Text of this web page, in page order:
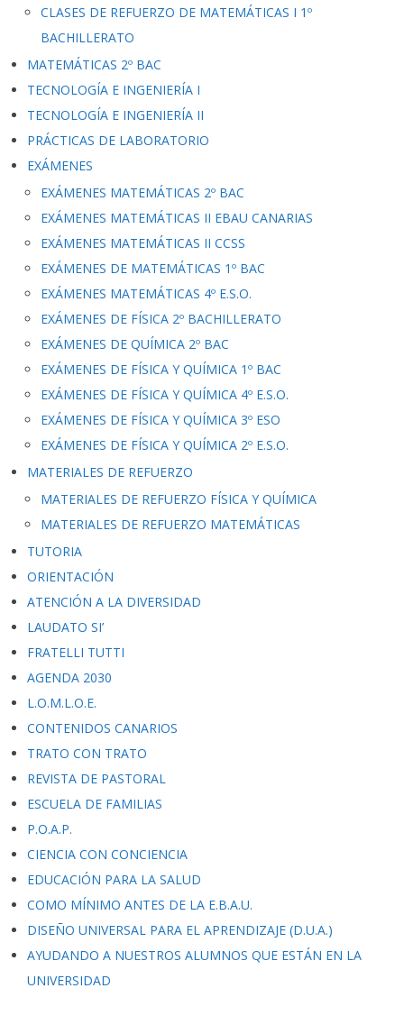
CLASES DE REFUERZO DE MATEMÁTICAS I 1º
BACHILLERATO
MATEMÁTICAS 2º BAC
TECNOLOGÍA E INGENIERÍA I
TECNOLOGÍA E INGENIERÍA II
PRÁCTICAS DE LABORATORIO
EXÁMENES
EXÁMENES MATEMÁTICAS 2º BAC
EXÁMENES MATEMÁTICAS II EBAU CANARIAS
EXÁMENES MATEMÁTICAS II CCSS
EXÁMENES DE MATEMÁTICAS 1º BAC
EXÁMENES MATEMÁTICAS 4º E.S.O.
EXÁMENES DE FÍSICA 2º BACHILLERATO
EXÁMENES DE QUÍMICA 2º BAC
EXÁMENES DE FÍSICA Y QUÍMICA 1º BAC
EXÁMENES DE FÍSICA Y QUÍMICA 4º E.S.O.
EXÁMENES DE FÍSICA Y QUÍMICA 3º ESO
EXÁMENES DE FÍSICA Y QUÍMICA 2º E.S.O.
MATERIALES DE REFUERZO
MATERIALES DE REFUERZO FÍSICA Y QUÍMICA
MATERIALES DE REFUERZO MATEMÁTICAS
TUTORIA
ORIENTACIÓN
ATENCIÓN A LA DIVERSIDAD
LAUDATO SI’
FRATELLI TUTTI
AGENDA 2030
L.O.M.L.O.E.
CONTENIDOS CANARIOS
TRATO CON TRATO
REVISTA DE PASTORAL
ESCUELA DE FAMILIAS
P.O.A.P.
CIENCIA CON CONCIENCIA
EDUCACIÓN PARA LA SALUD
COMO MÍNIMO ANTES DE LA E.B.A.U.
DISEÑO UNIVERSAL PARA EL APRENDIZAJE (D.U.A.)
AYUDANDO A NUESTROS ALUMNOS QUE ESTÁN EN LA
UNIVERSIDAD